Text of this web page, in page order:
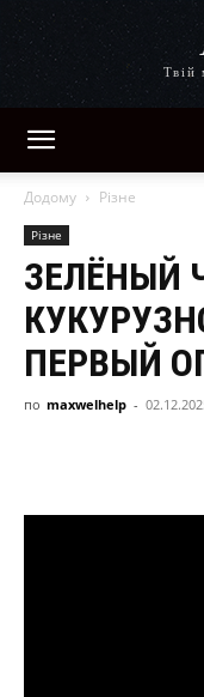
Твій
Додому Різне
Різне
ЗЕЛЁНЫЙ
ПЕРВЫЙ
по maxwelhelp -